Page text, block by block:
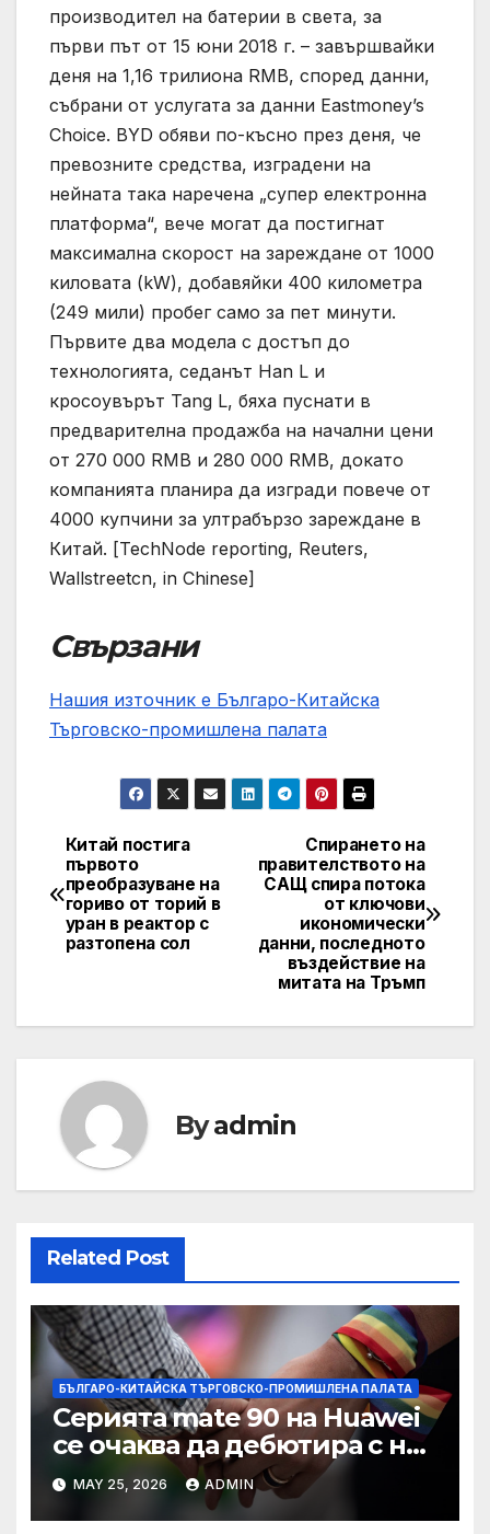
производител на батерии в света, за
първи път от 15 юни 2018 г. – завършвайки
деня на 1,16 трилиона RMB, според данни,
събрани от услугата за данни Eastmoney’s
Choice. BYD обяви по-късно през деня, че
превозните средства, изградени на
нейната така наречена „супер електронна
платформа“, вече могат да постигнат
максимална скорост на зареждане от 1000
киловата (kW), добавяйки 400 километра
(249 мили) пробег само за пет минути.
Първите два модела с достъп до
технологията, седанът Han L и
кросоувърът Tang L, бяха пуснати в
предварителна продажба на начални цени
от 270 000 RMB и 280 000 RMB, докато
компанията планира да изгради повече от
4000 купчини за ултрабързо зареждане в
Китай. [TechNode reporting, Reuters,
Wallstreetcn, in Chinese]
Свързани
Нашия източник е Българо-Китайска
Търговско-промишлена палaта
Post
navigation
Спирането на
правителството на
САЩ спира потока
от ключови
икономически
данни, последното
въздействие на
митата на Тръмп
Китай постига
първото
преобразуване на
гориво от торий в
уран в реактор с
разтопена сол
Byadmin
Related Post
БЪЛГАРО-КИТАЙСКА ТЪРГОВСКО-ПРОМИШЛЕНА ПАЛAТА
Серията mate 90 на Huawei
се очаква да дебютира с нов
чип Kirin тази есен ·
TechNode
MAY 25, 2026 ADMIN